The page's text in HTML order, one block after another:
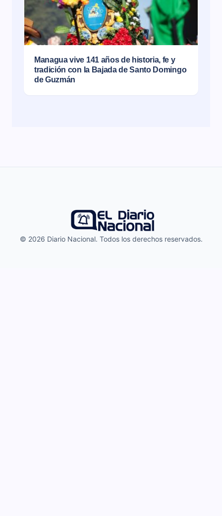
Managua vive 141 años de historia, fe y
tradición con la Bajada de Santo Domingo
de Guzmán
© 2026 Diario Nacional. Todos los derechos reservados.